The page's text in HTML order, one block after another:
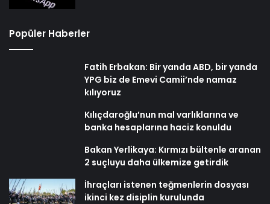
Popüler Haberler
Fatih Erbakan: Bir yanda ABD, bir yanda
YPG biz de Emevi Camii’nde namaz
kılıyoruz
Kılıçdaroğlu’nun mal varlıklarına ve
banka hesaplarına haciz konuldu
Bakan Yerlikaya: Kırmızı bültenle aranan
2 suçluyu daha ülkemize getirdik
İhraçları istenen teğmenlerin dosyası
ikinci kez disiplin kurulunda